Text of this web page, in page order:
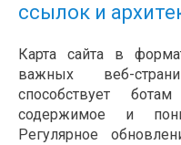
ссылок и
Карта сайта в
важных веб-
способствует
содержимое и
Регулярное